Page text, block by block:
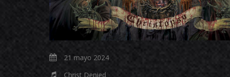
21 mayo 2024
Christ Denied